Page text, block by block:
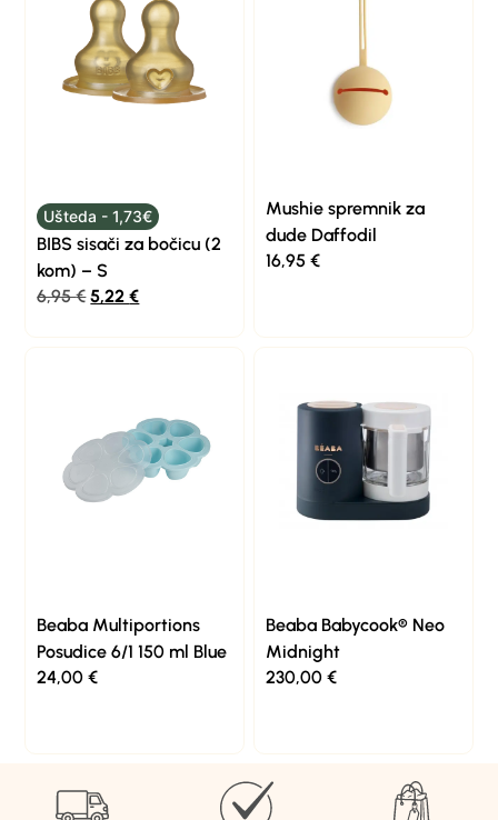
Ušteda - 1,73€
BIBS sisači za bočicu (2
kom) – S
6,95€ 5,22€
Mushie spremnik za
dude Daffodil
16,95 €
Beaba Multiportions
Posudice 6/1 150 ml Blue
24,00€
Beaba Babycook® Neo
Midnight
230,00 €